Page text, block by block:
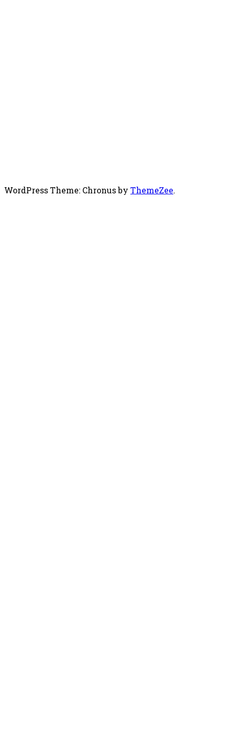
WordPress Theme: Chronus by ThemeZee.